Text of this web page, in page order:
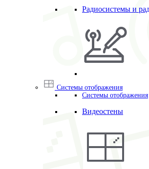
Радиосистемы и
Системы отображения
Системы отображения
Видеостены